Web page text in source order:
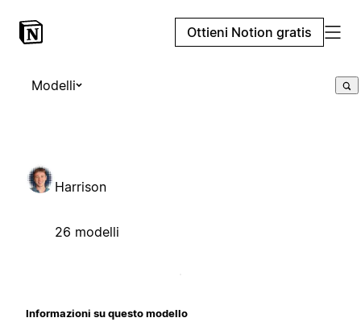
Ottieni Notion gratis
Modelli
Harrison
26 modelli
Informazioni su questo modello